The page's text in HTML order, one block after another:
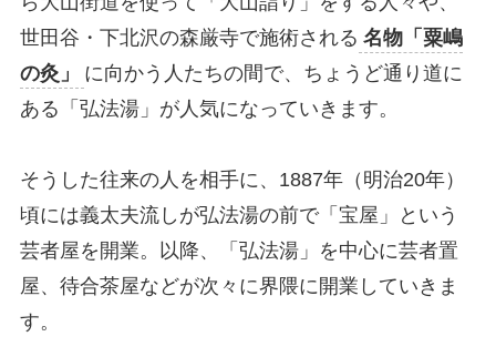
世田谷・下北沢の森厳寺で施術される 名物「粟嶋
の灸」
に向かう人たちの間で、ちょうど通り道に
ある「弘法湯」が人気になっていきます。
そうした往来の人を相手に、1887年（明治20年）
頃には義太夫流しが弘法湯の前で「宝屋」という
芸者屋を開業。以降、「弘法湯」を中心に芸者置
屋、待合茶屋などが次々に界隈に開業していきま
す。